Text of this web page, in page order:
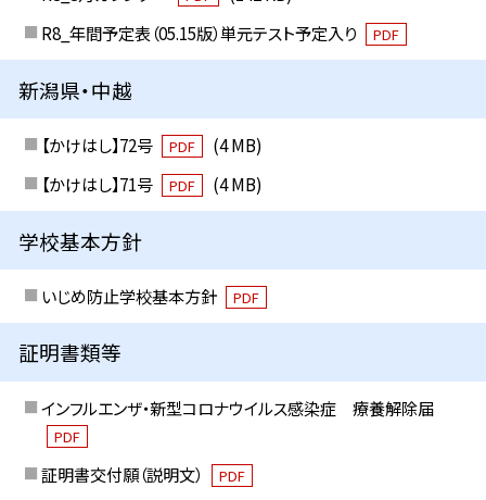
R8_年間予定表（05.15版）単元テスト予定入り
PDF
新潟県・中越
【かけはし】72号 PDF
(4 MB)
【かけはし】71号
PDF (4 MB)
学校基本方針
いじめ防止学校基本方針 PDF
証明書類等
インフルエンザ・新型コロナウイルス感染症 療養解除届
PDF
証明書交付願（説明文） PDF